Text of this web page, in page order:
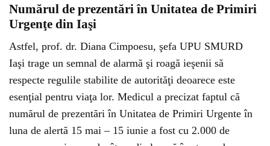
Numărul de prezentări în Unitatea de Primiri
Urgenţe din Iaşi
Astfel, prof. dr. Diana Cimpoesu, şefa UPU SMURD
Iaşi trage un semnal de alarmă şi roagă ieşenii să
respecte regulile stabilite de autorităţi deoarece este
esenţial pentru viaţa lor. Medicul a precizat faptul că
numărul de prezentări în Unitatea de Primiri Urgente în
luna de alertă 15 mai – 15 iunie a fost cu 2.000 de